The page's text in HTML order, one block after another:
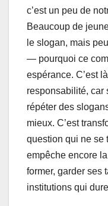
c’est un peu de
Beaucoup de
le slogan, mais
— pourquoi ce
espérance. C’est
responsabilité, car
répéter des
mieux. C’est
question qui ne se
empêche encore
former, garder ses
institutions qui